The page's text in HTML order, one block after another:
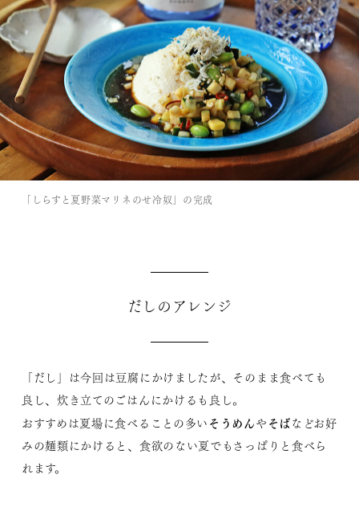
「しらすと夏野菜マリネのせ冷奴」の完成
だしのアレンジ
「だし」は今回は豆腐にかけましたが、そのまま食べても
良し、炊き立てのごはんにかけるも良し。
おすすめは夏場に食べることの多い そうめんや そばなどお好
みの麺類にかけると、食欲のない夏でもさっぱりと食べら
れます。